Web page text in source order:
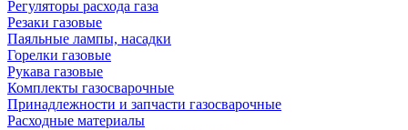
Регуляторы расхода газа
Резаки газовые
Паяльные лампы, насадки
Горелки газовые
Рукава газовые
Комплекты газосварочные
Принадлежности и запчасти газосварочные
Расходные материалы